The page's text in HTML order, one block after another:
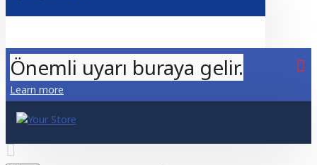
Önemli uyarı buraya gelir.
Learn more